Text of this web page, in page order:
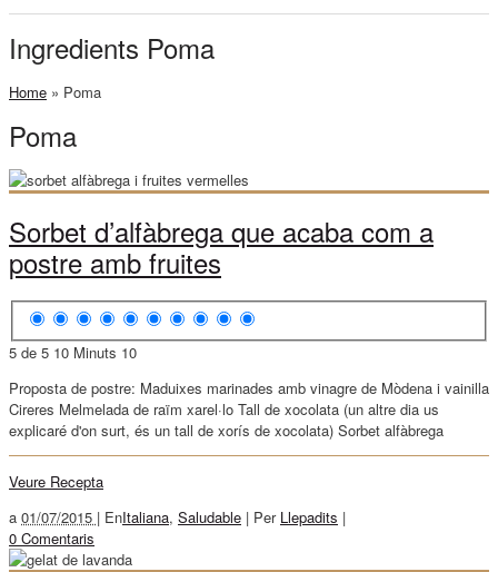
Ingredients Poma
Home » Poma
Poma
Sorbet d’alfàbrega que acaba com a
postre amb fruites
5 de 5 10 Minuts 10
Proposta de postre: Maduixes marinades amb vinagre de Mòdena i vainilla
Cireres Melmelada de raïm xarel·lo Tall de xocolata (un altre dia us
explicaré d'on surt, és un tall de xorís de xocolata) Sorbet alfàbrega
Veure Recepta
a 01/07/2015 | EnItaliana, Saludable | Per Llepadits |
0 Comentaris